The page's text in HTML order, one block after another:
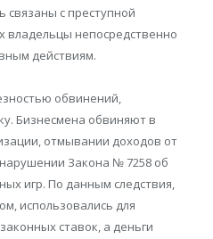
связаны с преступной
владельцы непосредственно
действиям.
обвинений,
Бизнесмена обвиняют в
отмывании доходов от
Закона № 7258 об
игр. По данным следствия,
использовались для
ставок, а деньги